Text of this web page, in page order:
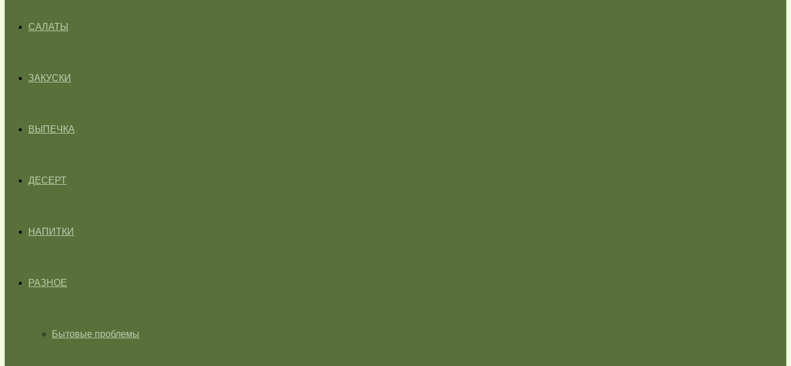
САЛАТЫ
ЗАКУСКИ
ВЫПЕЧКА
ДЕСЕРТ
НАПИТКИ
РАЗНОЕ
Бытовые проблемы